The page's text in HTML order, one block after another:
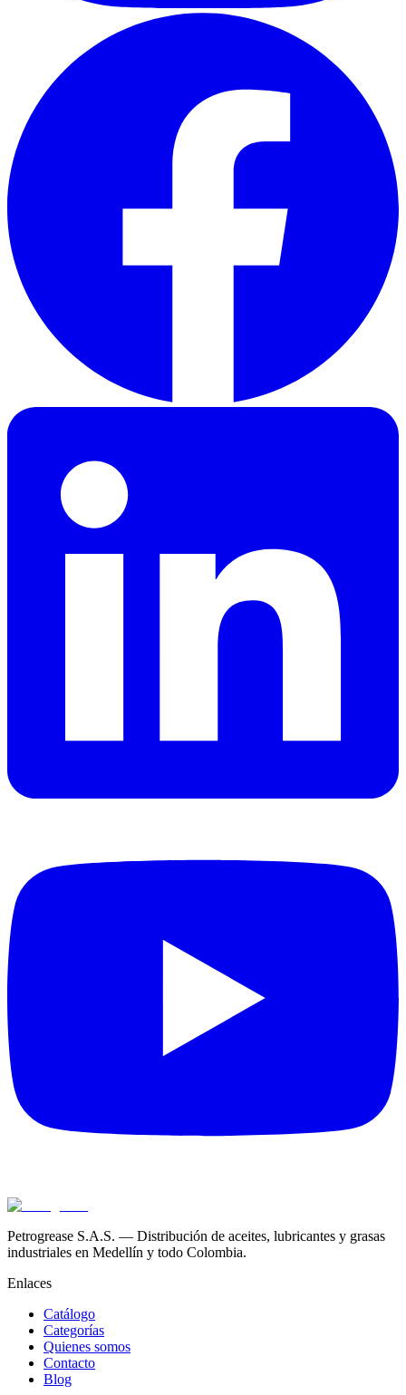
Petrogrease S.A.S. — Distribución de aceites, lubricantes y grasas
industriales en Medellín y todo Colombia.
Enlaces
Catálogo
Categorías
Quienes somos
Contacto
Blog